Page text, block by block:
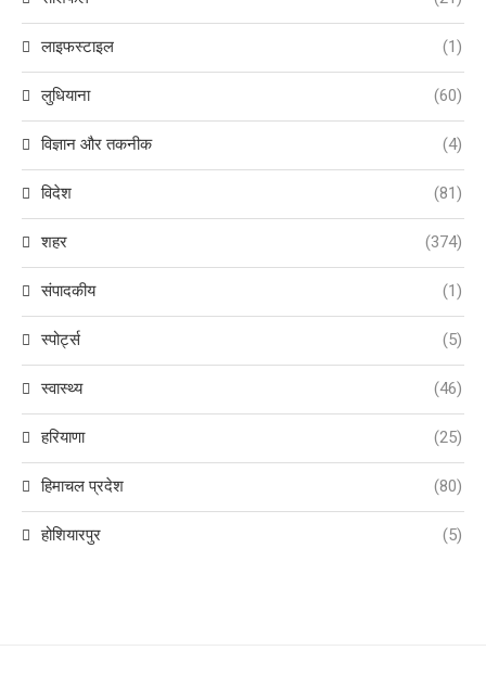
लाइफस्टाइल (1)
लुधियाना (60)
विज्ञान और तकनीक (4)
विदेश (81)
शहर (374)
संपादकीय (1)
स्पोर्ट्स (5)
स्वास्थ्य (46)
हरियाणा (25)
हिमाचल प्रदेश (80)
होशियारपुर (5)